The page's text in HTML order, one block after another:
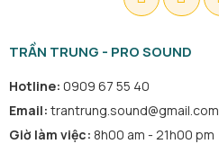
TRẦN TRUNG - PRO SOUND
Hotline: 0909 67 55 40
Email: trantrung.sound@gmail.com
Giờ làm việc: 8h00 am - 21h00 pm